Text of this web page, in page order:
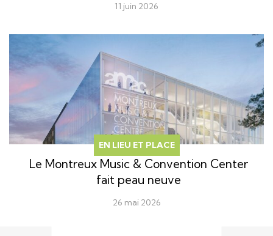
11 juin 2026
EN LIEU ET PLACE
Le Montreux Music & Convention Center
fait peau neuve
26 mai 2026